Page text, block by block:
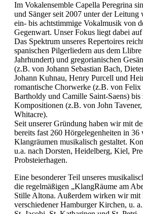
Im Vokalensemble Capella Peregrina
und Sänger seit 2007 unter der Leitung
ein- bis achtstimmige Vokalmusik von
Gegenwart. Unser Fokus liegt dabei
Das Spektrum unseres Repertoires
spanischen Pilgerliedern aus dem
Jahrhundert) und gregorianischen
(z.B. von Johann Sebastian Bach,
Johann Kuhnau, Henry Purcell und
romantische Chorwerke (z.B. von Felix
Bartholdy und Camille Saint-Saens) bis
Kompositionen (z.B. von John
Whitacre).
Seit unserer Gründung haben wir mit
bereits fast 260 Hörgelegenheiten in 36
Klangräumen musikalisch gestaltet.
u.a. nach Dorsten, Heidelberg, Kiel,
Probsteierhagen.
Eine besonderer Teil unseres
die regelmäßigen „KlangRäume am
Stille Altona. Außerdem wirken wir mit
verschiedener Hamburger Kirchen, u.